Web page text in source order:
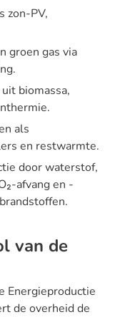
zon-PV,
groen gas via
biomassa,
als
en restwarmte.
door waterstof,
afvang en -
van de
Energieproductie
de overheid de